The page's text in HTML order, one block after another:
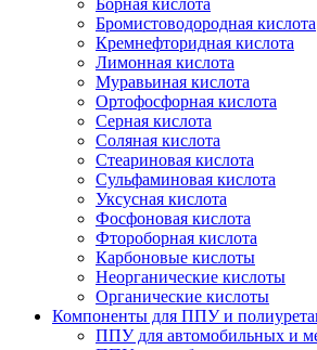
Борная кислота
Бромистоводородная кислота
Кремнефторидная кислота
Лимонная кислота
Муравьиная кислота
Ортофосфорная кислота
Серная кислота
Соляная кислота
Стеариновая кислота
Сульфаминовая кислота
Уксусная кислота
Фосфоновая кислота
Фтороборная кислота
Карбоновые кислоты
Неорганические кислоты
Органические кислоты
Компоненты для ППУ и
ППУ для автомобильных и